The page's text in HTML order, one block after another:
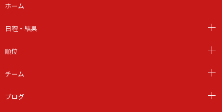
ホーム
日程・結果
順位
チーム
ブログ